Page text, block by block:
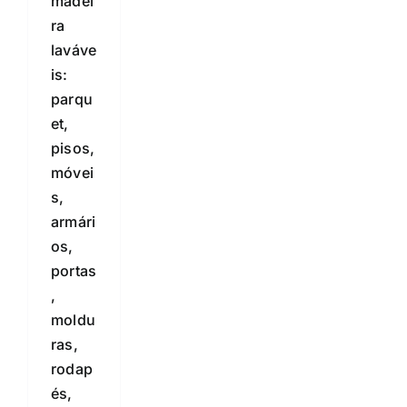
ra
laváve
is:
parqu
et,
pisos,
móvei
s,
armári
os,
portas
,
moldu
ras,
rodap
és,